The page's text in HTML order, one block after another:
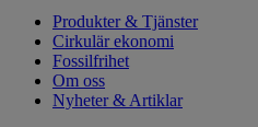
Produkter & Tjänster
Cirkulär ekonomi
Fossilfrihet
Om oss
Nyheter & Artiklar